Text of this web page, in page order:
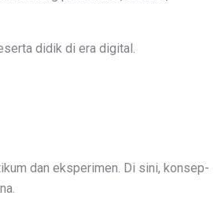
didik di era digital.
dan eksperimen. Di sini, konsep-